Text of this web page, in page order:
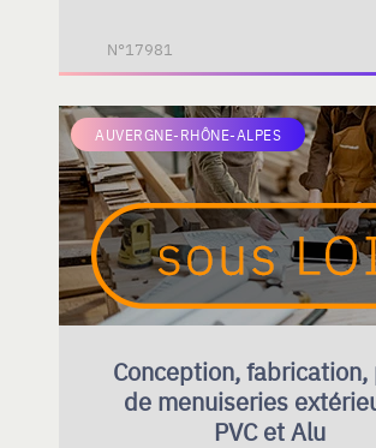
N°17981
AUVERGNE-RHÔNE-ALPES
Conception, fabrication,
de menuiseries
PVC et Alu